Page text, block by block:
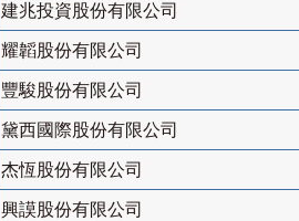
建兆投資股份有限公司
耀韜股份有限公司
豐駿股份有限公司
黛西國際股份有限公司
杰恆股份有限公司
興謨股份有限公司